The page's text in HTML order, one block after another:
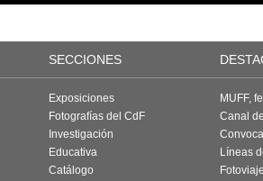
SECCIONES
Exposiciones
Fotografías del CdF
Investigación
Educativa
Catálogo
MUFF,
Canal
Líneas